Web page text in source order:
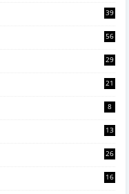
39
56
29
21
8
13
26
16